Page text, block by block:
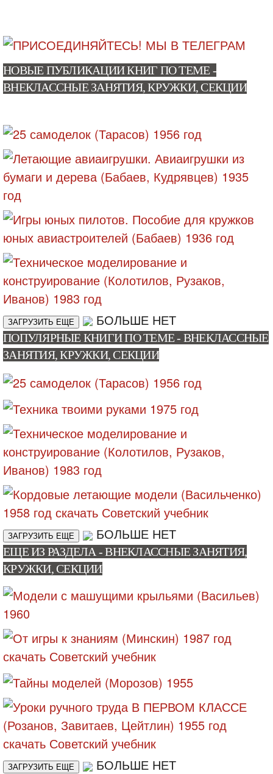
НОВЫЕ ПУБЛИКАЦИИ КНИГ ПО ТЕМЕ -
ВНЕКЛАССНЫЕ ЗАНЯТИЯ, КРУЖКИ, СЕКЦИИ
ЗАГРУЗИТЬ ЕЩЕ БОЛЬШЕ НЕТ
ПОПУЛЯРНЫЕ КНИГИ ПО ТЕМЕ - ВНЕКЛАССНЫЕ
ЗАНЯТИЯ, КРУЖКИ, СЕКЦИИ
ЗАГРУЗИТЬ ЕЩЕ БОЛЬШЕ НЕТ
ЕЩЕ ИЗ РАЗДЕЛА - ВНЕКЛАССНЫЕ ЗАНЯТИЯ,
КРУЖКИ, СЕКЦИИ
ЗАГРУЗИТЬ ЕЩЕ БОЛЬШЕ НЕТ